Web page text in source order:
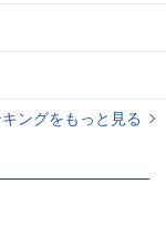
ングをもっと見る